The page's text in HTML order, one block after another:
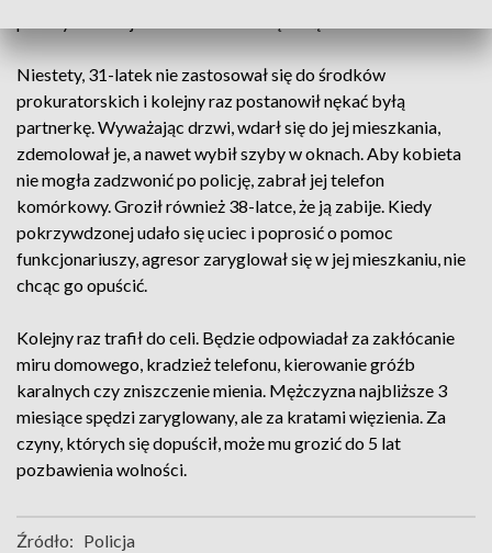
Niestety, 31-latek nie zastosował się do środków
prokuratorskich i kolejny raz postanowił nękać byłą
partnerkę. Wyważając drzwi, wdarł się do jej mieszkania,
zdemolował je, a nawet wybił szyby w oknach. Aby kobieta
nie mogła zadzwonić po policję, zabrał jej telefon
komórkowy. Groził również 38-latce, że ją zabije. Kiedy
pokrzywdzonej udało się uciec i poprosić o pomoc
funkcjonariuszy, agresor zaryglował się w jej mieszkaniu, nie
chcąc go opuścić.
Kolejny raz trafił do celi. Będzie odpowiadał za zakłócanie
miru domowego, kradzież telefonu, kierowanie gróźb
karalnych czy zniszczenie mienia. Mężczyzna najbliższe 3
miesiące spędzi zaryglowany, ale za kratami więzienia. Za
czyny, których się dopuścił, może mu grozić do 5 lat
pozbawienia wolności.
Źródło: Policja